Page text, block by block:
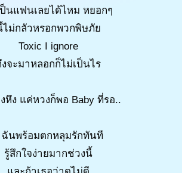
ป็นแฟนเลยได้ไหม หยอกๆ
ไม่กลัวหรอกพวกพิษภัย
Toxic I ignore
จะมาหลอกก็ไม่เป็นไร
หึง แค่หวงก็พอ Baby ที่รอ..
นพร้อมตกหลุมรักทันที
รู้สึกใจง่ายมากช่วงนี้